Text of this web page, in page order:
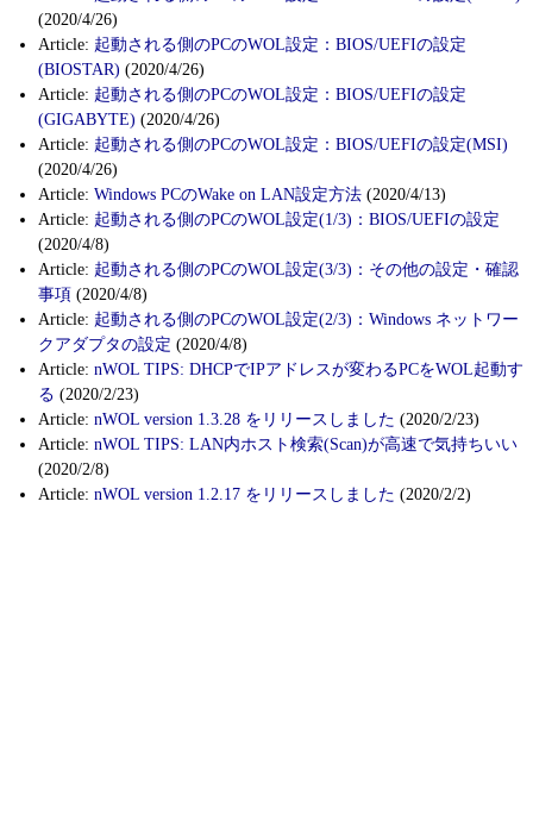
(2020/4/26)
Article: 起動される側のPCのWOL設定：BIOS/UEFIの設定
(BIOSTAR) (2020/4/26)
Article: 起動される側のPCのWOL設定：BIOS/UEFIの設定
(GIGABYTE) (2020/4/26)
Article: 起動される側のPCのWOL設定：BIOS/UEFIの設定(MSI)
(2020/4/26)
Article: Windows PCのWake on LAN設定方法 (2020/4/13)
Article: 起動される側のPCのWOL設定(1/3)：BIOS/UEFIの設定
(2020/4/8)
Article: 起動される側のPCのWOL設定(3/3)：その他の設定・確認
事項 (2020/4/8)
Article: 起動される側のPCのWOL設定(2/3)：Windows ネットワー
クアダプタの設定 (2020/4/8)
Article: nWOL TIPS: DHCPでIPアドレスが変わるPCをWOL起動す
る (2020/2/23)
Article: nWOL version 1.3.28 をリリースしました (2020/2/23)
Article: nWOL TIPS: LAN内ホスト検索(Scan)が高速で気持ちいい
(2020/2/8)
Article: nWOL version 1.2.17 をリリースしました (2020/2/2)